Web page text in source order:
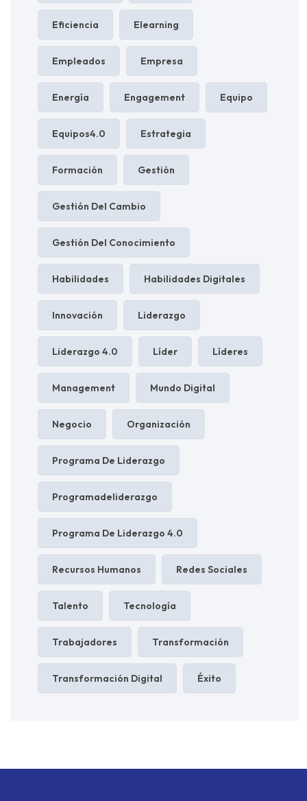
Eficiencia Elearning
Empleados Empresa
Energía Engagement Equipo
Equipos4.0 Estrategia
Formación Gestión
Gestión Del Cambio
Gestión Del Conocimiento
Habilidades Habilidades Digitales
Innovación Liderazgo
Liderazgo 4.0 Líder Líderes
Management Mundo Digital
Negocio Organización
Programa De Liderazgo
Programadeliderazgo
Programa De Liderazgo 4.0
Recursos Humanos Redes Sociales
Talento Tecnología
Trabajadores Transformación
Transformación Digital Éxito